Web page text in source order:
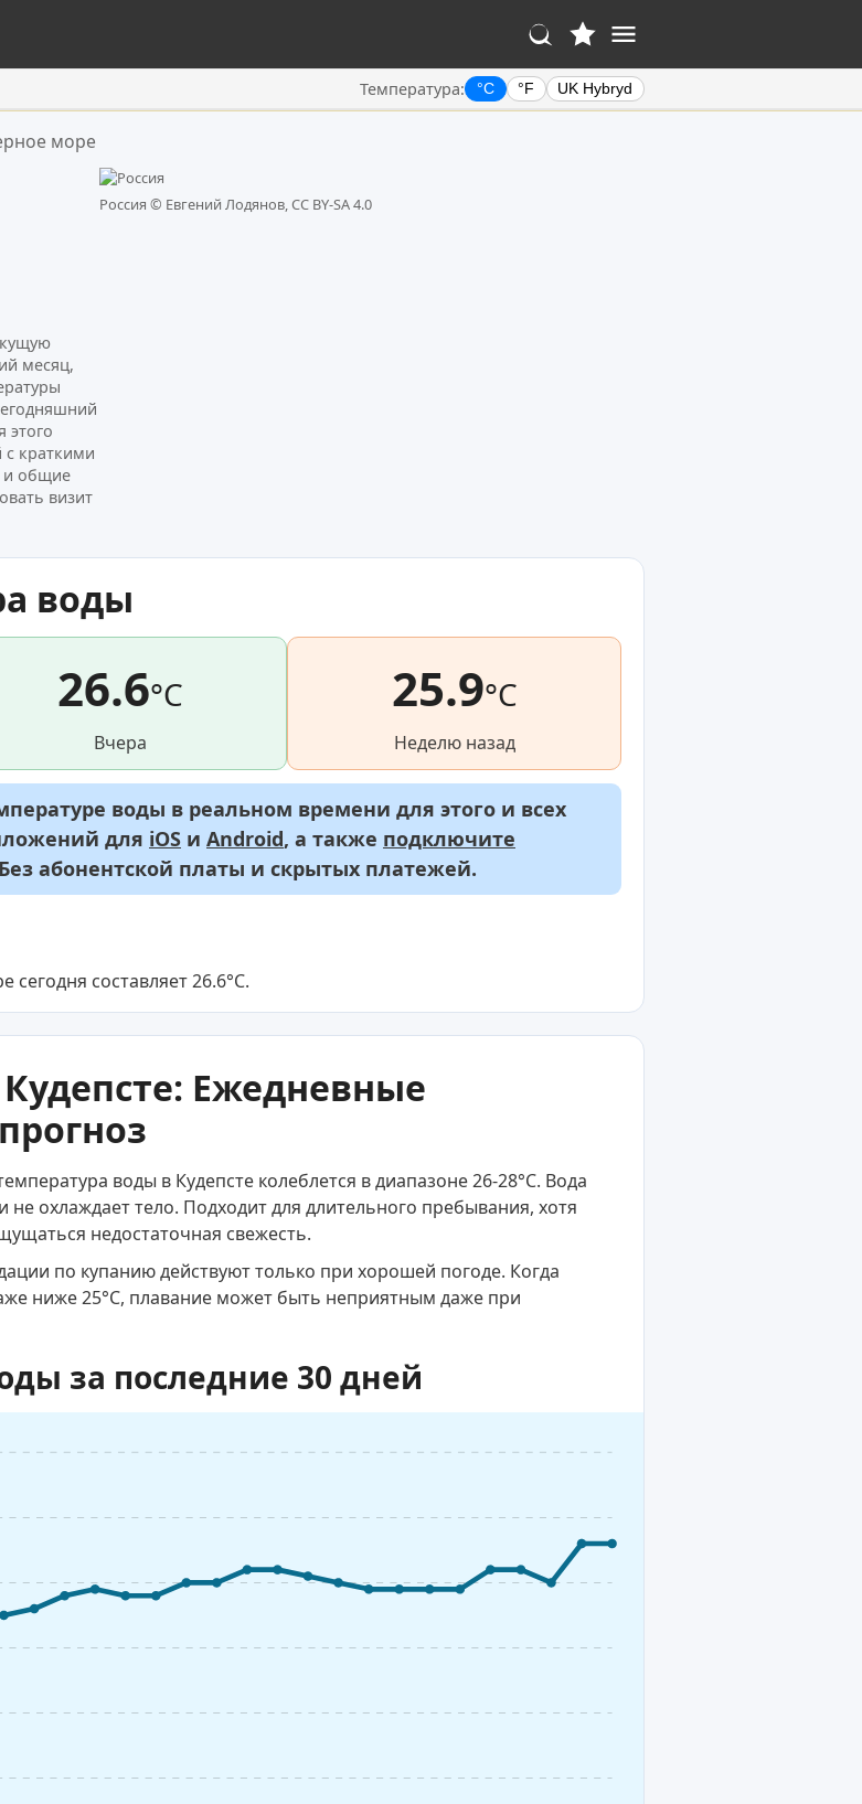
Температура: °C °F UK Hybryd
море
месяц,
этого
краткими
и общие
визит
Россия © Евгений Лодянов, CC BY-SA 4.0
воды
26.6°C
Вчера
25.9°C
Неделю назад
воды в реальном времени для этого и всех
для iOS и Android, а также подключите
абонентской платы и скрытых платежей.
составляет 26.6°C.
Ежедневные
воды в Кудепсте колеблется в диапазоне 26-28°C. Вода
охлаждает тело. Подходит для длительного пребывания, хотя
недостаточная свежесть.
по купанию действуют только при хорошей погоде. Когда
ниже 25°C, плавание может быть неприятным даже при
за последние 30 дней